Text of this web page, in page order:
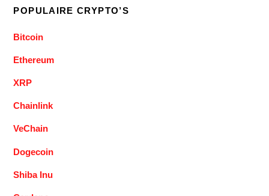
POPULAIRE CRYPTO’S
Bitcoin
Ethereum
XRP
Chainlink
VeChain
Dogecoin
Shiba Inu